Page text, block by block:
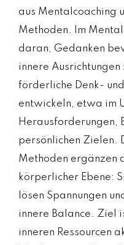
aus Mentalcoaching
Methoden. Im
daran, Gedanken
innere Ausrichtungen
förderliche Denk-
entwickeln, etwa im
Herausforderungen,
persönlichen Zielen.
Methoden ergänzen
körperlicher Ebene:
lösen Spannungen
innere Balance. Ziel
inneren Ressourcen